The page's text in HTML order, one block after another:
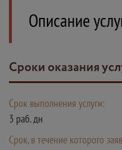
Описание
Сроки оказания
Срок выполнения услуги:
3 раб. дн
Срок, в течение которого